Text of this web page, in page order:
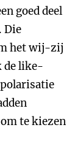
goed deel
Die
het wij-zij
de like-
te kiezen